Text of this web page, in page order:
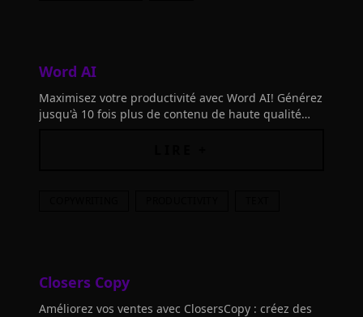
Word AI
Maximisez votre productivité avec Word AI! Générez
jusqu'à 10 fois plus de contenu de haute qualité
Closers Copy
Améliorez vos ventes avec ClosersCopy : créez des